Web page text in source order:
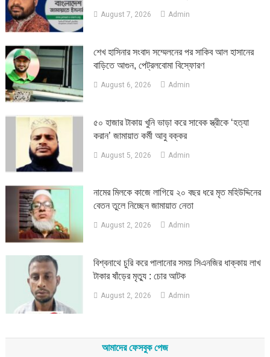
August 7, 2026 Admin
শেখ হাসিনার সংবাদ সম্মেলনের পর সাকিব আল হাসানের
বাড়িতে আগুন, পেট্রলবোমা বিস্ফোরণ
August 6, 2026 Admin
৫০ হাজার টাকায় খুনি ভাড়া করে সাবেক স্ত্রীকে ‘হত্যা
করান’ জামায়াত কর্মী আবু বক্কর
August 5, 2026 Admin
নামের মিলকে কাজে লাগিয়ে ২০ বছর ধরে মৃত মহিউদ্দিনের
বেতন তুলে নিচ্ছেন জামায়াত নেতা
August 2, 2026 Admin
‎বিশ্বনাথে চুরি করে পালানোর সময় সিএনজির ধাক্কায় লাখ
টাকার ষাঁড়ের মৃত্যু : চোর আটক
August 2, 2026 Admin
আমাদের ফেসবুক পেজ